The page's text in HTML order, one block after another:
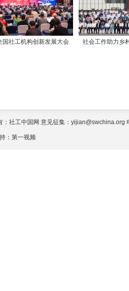
国社工机构创新发展大会 社会工作助力乡
：社工中国网 意见征集：yijian@swchina.org
第一视频